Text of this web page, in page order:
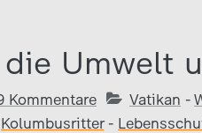
Umwelt
Kommentare Vatikan -
Kolumbusritter-